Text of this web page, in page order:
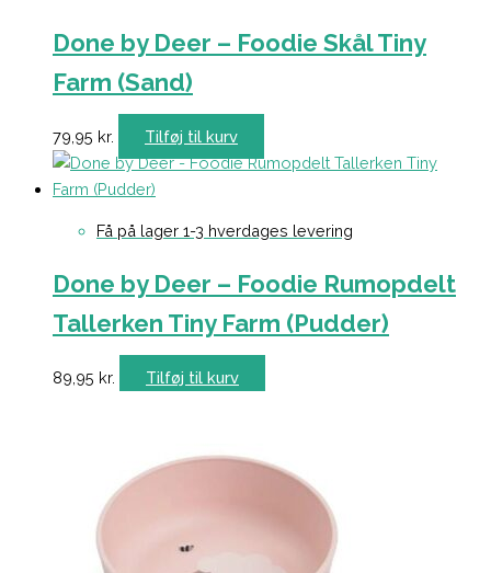
Done by Deer – Foodie Skål Tiny
Farm (Sand)
79,95 kr. Tilføj til kurv
Få på lager 1-3 hverdages levering
Done by Deer – Foodie Rumopdelt
Tallerken Tiny Farm (Pudder)
89,95 kr. Tilføj til kurv